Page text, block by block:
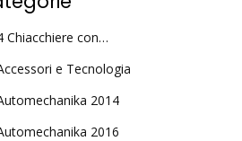
Chiacchiere con…
e Tecnologia
2014
2016